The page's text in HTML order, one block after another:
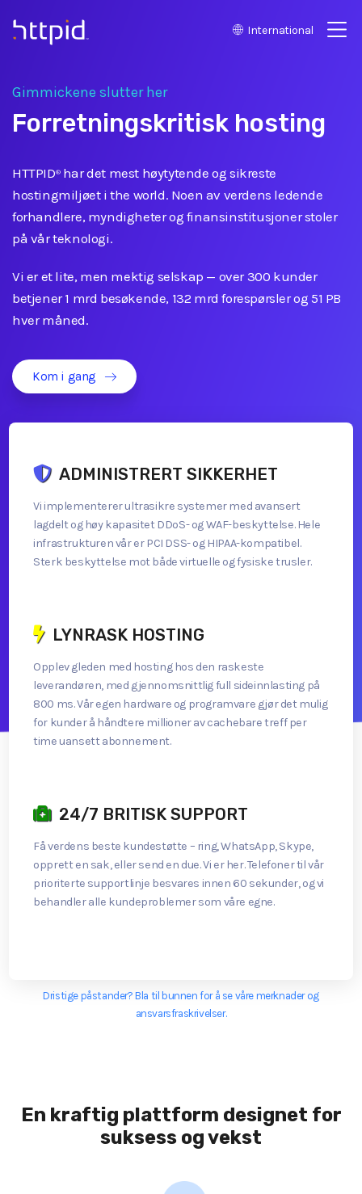
™
International
Gimmickene slutter her
Forretningskritisk hosting
HTTPID®har det mest høytytende og sikreste
hostingmiljøet i the world. Noen av verdens ledende
forhandlere, myndigheter og finansinstitusjoner stoler
på vår teknologi.
Vi er et lite, men mektig selskap — over 300 kunder
betjener 1 mrd besøkende, 132 mrd forespørsler og 51 PB
hver måned.
Kom i gang
ADMINISTRERT SIKKERHET
Vi implementerer ultrasikre systemer med avansert
lagdelt og høy kapasitet DDoS- og WAF-beskyttelse. Hele
infrastrukturen vår er PCI DSS- og HIPAA-kompatibel.
Sterk beskyttelse mot både virtuelle og fysiske trusler.
LYNRASK HOSTING
Opplev gleden med hosting hos den raskeste
leverandøren, med gjennomsnittlig full sideinnlasting på
800 ms. Vår egen hardware og programvare gjør det mulig
for kunder å håndtere millioner av cachebare treff per
time uansett abonnement.
24/7 BRITISK SUPPORT
Få verdens beste kundestøtte – ring, WhatsApp, Skype,
opprett en sak, eller send en due. Vi er her. Telefoner til vår
prioriterte supportlinje besvares innen 60 sekunder, og vi
behandler alle kundeproblemer som våre egne.
Dristige påstander? Bla til bunnen for å se våre merknader og
ansvarsfraskrivelser.
En kraftig plattform designet for
suksess og vekst